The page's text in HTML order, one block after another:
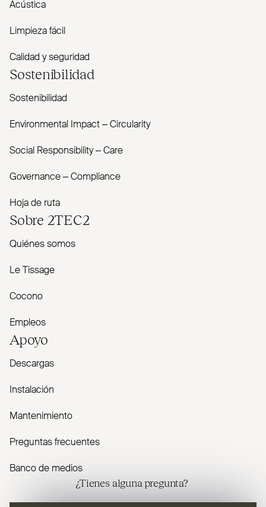
Acústica
Limpieza fácil
Calidad y seguridad
Sostenibilidad
Sostenibilidad
Envi­ronmental Impact – Cir­cularity
Social Responsibility – Care
Governance – Com­pliance
Hoja de ruta
Sobre 2TEC2
Quiénes somos
Le Tissage
Cocono
Empleos
Apoyo
Descargas
Instalación
Mantenimiento
Preguntas frecuentes
Banco de medios
¿Tienes alguna pregunta?